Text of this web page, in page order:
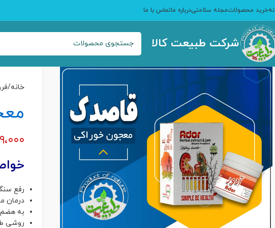
خرید محصولاتمجله سلامتیدرباره ماتماس با ما
شرکت طبیعت کالا
خانه
رفع
درمان
به
روشی